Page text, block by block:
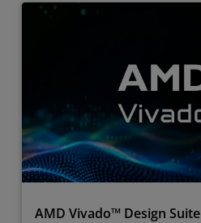
AMD Vivado™ Design Suite